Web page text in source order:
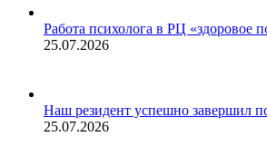
Работа психолога в РЦ «здоровое
25.07.2026
Наш резидент успешно завершил
25.07.2026